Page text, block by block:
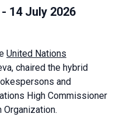
14 July 2026
United Nations
chaired the hybrid
and
High Commissioner